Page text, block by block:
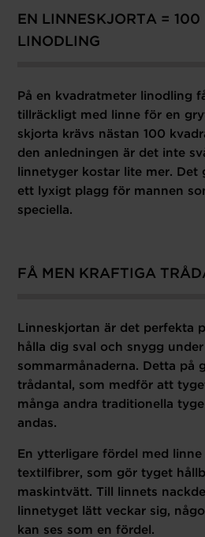
EN LINNESKJORTA =
LINODLING
På en kvadratmeter linodling
tillräckligt med linne för en
skjorta krävs nästan 100
den anledningen är det inte
linnetyger kostar lite mer. Det
ett lyxigt plagg för mannen
speciella.
FÅ MEN KRAFTIGA
Linneskjortan är det perfekta
hålla dig sval och snygg
sommarmånaderna. Detta på
trådantal, som medför att
många andra traditionella
andas.
En ytterligare fördel med
textilfibrer, som gör tyget
maskintvätt. Till linnets
linnetyget lätt veckar sig,
kan ses som en fördel.